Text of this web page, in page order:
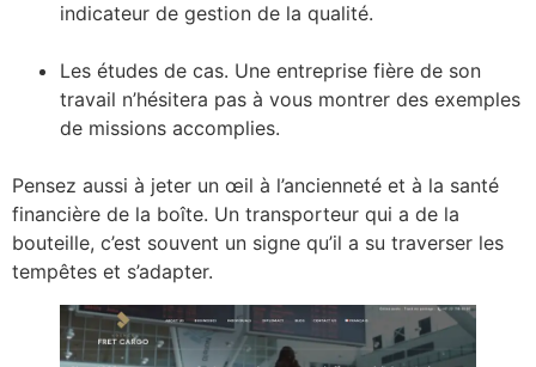
indicateur de gestion de la qualité.
Les études de cas. Une entreprise fière de son
travail n’hésitera pas à vous montrer des exemples
de missions accomplies.
Pensez aussi à jeter un œil à l’ancienneté et à la santé
financière de la boîte. Un transporteur qui a de la
bouteille, c’est souvent un signe qu’il a su traverser les
tempêtes et s’adapter.